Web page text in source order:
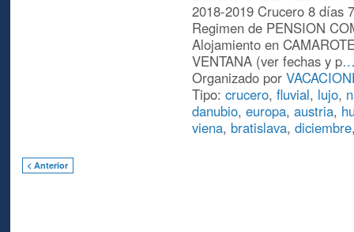
2018-2019 Crucero 8 días
Regimen de PENSION
Alojamiento en
VENTANA (ver fechas y p
Organizado por
Tipo: crucero, fluvial, lujo,
danubio, europa, austria,
viena, bratislava, diciembre
< Anterior